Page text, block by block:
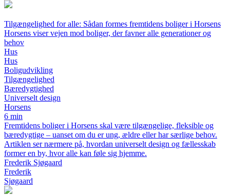
Tilgængelighed for alle: Sådan formes fremtidens boliger i Horsens
Horsens viser vejen mod boliger, der favner alle generationer og
behov
Hus
Hus
Boligudvikling
Tilgængelighed
Bæredygtighed
Universelt design
Horsens
6 min
Fremtidens boliger i Horsens skal være tilgængelige, fleksible og
bæredygtige – uanset om du er ung, ældre eller har særlige behov.
Artiklen ser nærmere på, hvordan universelt design og fællesskab
former en by, hvor alle kan føle sig hjemme.
Frederik Sjøgaard
Frederik
Sjøgaard